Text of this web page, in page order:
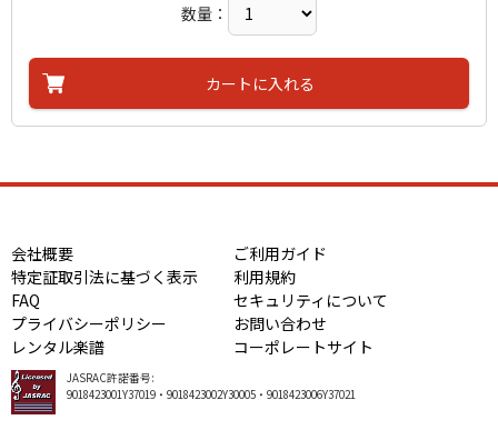
数量：
カートに入れる
会社概要
ご利用ガイド
特定証取引法に基づく表示
利用規約
FAQ
セキュリティについて
プライバシーポリシー
お問い合わせ
レンタル楽譜
コーポレートサイト
JASRAC許諾番号:
9018423001Y37019・9018423002Y30005・9018423006Y37021